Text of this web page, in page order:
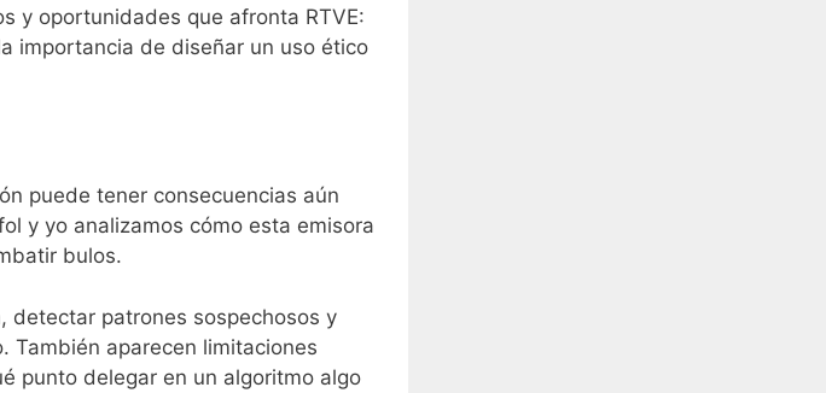
y oportunidades que afronta RTVE:
importancia de diseñar un uso ético
puede tener consecuencias aún
y yo analizamos cómo esta emisora
bulos.
detectar patrones sospechosos y
También aparecen limitaciones
punto delegar en un algoritmo algo